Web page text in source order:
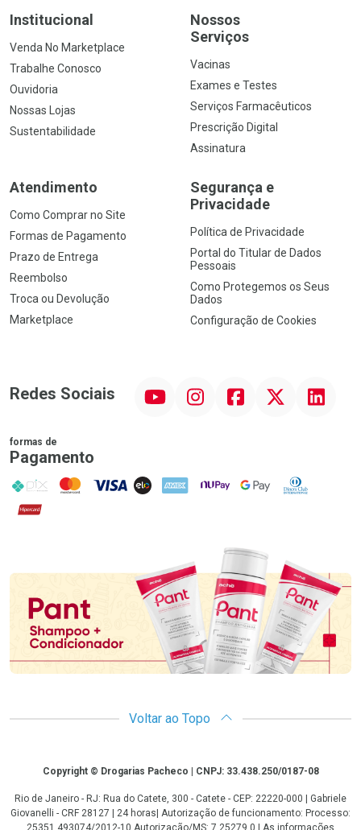
Institucional
Venda No Marketplace
Trabalhe Conosco
Ouvidoria
Nossas Lojas
Sustentabilidade
Nossos
Serviços
Vacinas
Exames e Testes
Serviços Farmacêuticos
Prescrição Digital
Assinatura
Atendimento
Como Comprar no Site
Formas de Pagamento
Prazo de Entrega
Reembolso
Troca ou Devolução
Marketplace
Segurança e
Privacidade
Política de Privacidade
Portal do Titular de Dados
Pessoais
Como Protegemos os Seus
Dados
Configuração de Cookies
Redes Sociais InstagramFacebook Linkedin
formas de
Pagamento
PIX MasterCard
VISA ELO AMEX NuPay Google PayDiners Club
Hipercard
Promoção em Destaque
Voltar ao Topo
CopyrightCopyright © Drogarias Pacheco | CNPJ: 33.438.250/0187-08
Rio de Janeiro - RJ: Rua do Catete, 300 - Catete - CEP: 22220-000 | Gabriele
Giovanelli - CRF 28127 | 24 horas| Autorização de funcionamento: Processo:
25351.493074/2012-10 Autorização/MS: 7.25279.0 | As informações